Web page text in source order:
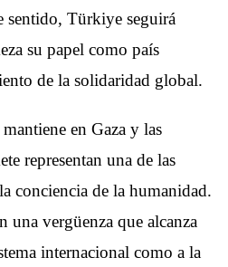
sentido, Türkiye seguirá
su papel como país
de la solidaridad global.
en Gaza y las
representan una de las
conciencia de la humanidad.
una vergüenza que alcanza
internacional como a la